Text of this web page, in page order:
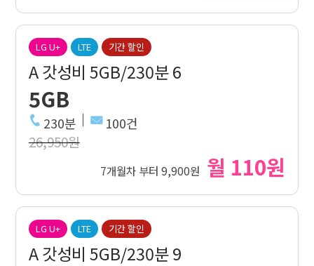
LG U+ LTE 기간 할인
A 갓성비 5GB/230분 6
5GB
230분 100건
26,950원
7개월차 부터 9,900원 월 110원
LG U+ LTE 기간 할인
A 갓성비 5GB/230분 9